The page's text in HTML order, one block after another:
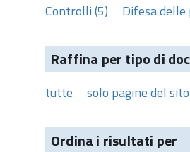
Controlli (5)
Difesa delle
Raffina per tipo di
tutte solo pagine del sito
Ordina i risultati per